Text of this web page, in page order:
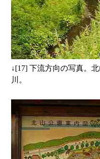
↓[17] 下流方向の写真。
川。